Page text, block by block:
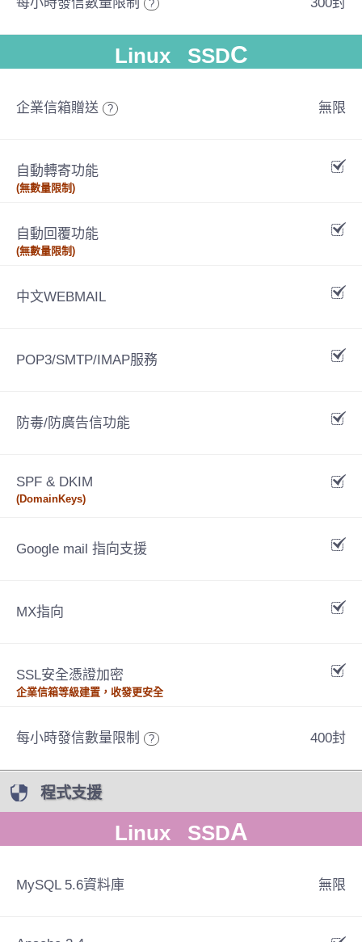
?
Linux SSDC
企業信箱贈送 ? 無限
自動轉寄功能
(無數量限制)
自動回覆功能
(無數量限制)
中文WEBMAIL
POP3/SMTP/IMAP服務
防毒/防廣告信功能
SPF & DKIM
(DomainKeys)
Google mail 指向支援
MX指向
SSL安全憑證加密
企業信箱等級建置，收發更安全
每小時發信數量限制 ? 400封
程式支援
Linux SSDA
MySQL 5.6資料庫 無限